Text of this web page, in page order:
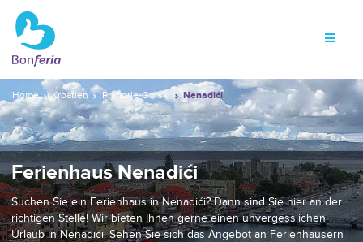
Home Kroatien Primorje-Gorski Nenadići
Ferienhaus Nenadići
Suchen Sie ein Ferienhaus in Nenadići? Dann sind Sie hier an der
richtigen Stelle! Wir bieten Ihnen gerne einen unvergesslichen
Urlaub in Nenadići. Sehen Sie sich das Angebot an Ferienhäusern